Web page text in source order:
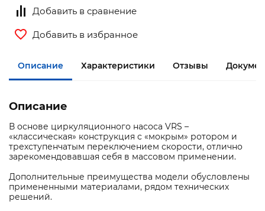
Добавить в сравнение
Добавить в избранное
Описание Характеристики Отзывы
Описание
В основе циркуляционного насоса VRS –
«классическая» конструкция с «мокрым» ротором и
трехступенчатым переключением скорости, отлично
зарекомендовавшая себя в массовом применении.
Дополнительные преимущества модели обусловлены
примененными материалами, рядом технических
решений.